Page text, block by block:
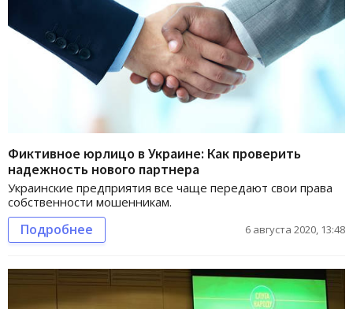
Фиктивное юрлицо в Украине: Как проверить
надежность нового партнера
Украинские предприятия все чаще передают свои права
собственности мошенникам.
Подробнее 6 августа 2020, 13:48